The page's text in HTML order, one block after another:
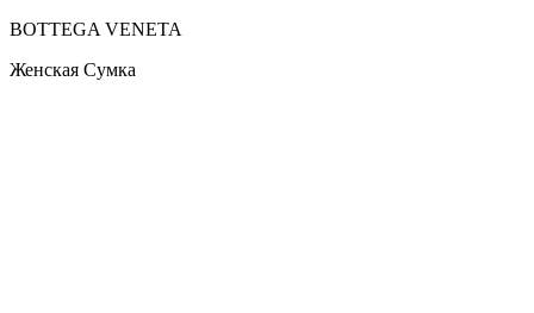
BOTTEGA VENETA
Женская Сумка